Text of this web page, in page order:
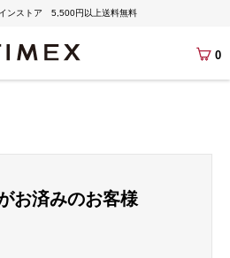
ンストア 5,500円以上送料無料
0
お済みのお客様